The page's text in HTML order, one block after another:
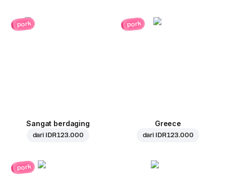
pork
Sangat berdaging
dari IDR 123.000
pork
Greece
dari IDR 123.000
pork